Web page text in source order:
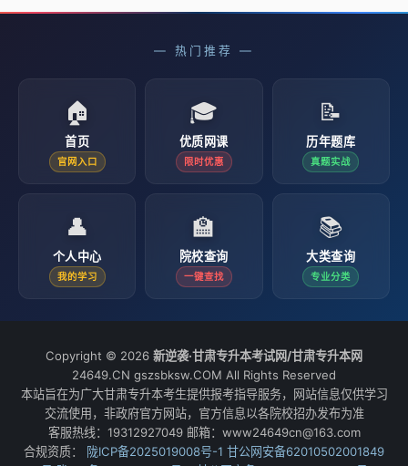
— 热门推荐 —
🏠
首页
官网入口
🎓
优质网课
限时优惠
📝
历年题库
真题实战
👤
个人中心
我的学习
🏫
院校查询
一键查找
📚
大类查询
专业分类
Copyright © 2026 新逆袭·甘肃专升本考试网/甘肃专升本网
24649.CN gszsbksw.COM All Rights Reserved
本站旨在为广大甘肃专升本考生提供报考指导服务，网站信息仅供学习
交流使用，非政府官方网站，官方信息以各院校招办发布为准
客服热线：19312927049 邮箱：www24649cn@163.com
合规资质：
陇ICP备2025019008号-1 甘公网安备62010502001849